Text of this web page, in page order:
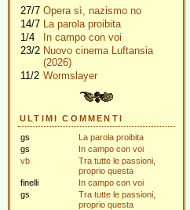
27/7 Opera sì, nazismo no
14/7 La parola proibita
1/4
In campo con voi
23/2 Nuovo cinema Luftansia
(2026)
11/2 Wormslayer
ULTIMI COMMENTI
gs
La parola proibita
gs
In campo con voi
vb
Tra tutte le passioni,
proprio questa
finelli
In campo con voi
gs
Tra tutte le passioni,
proprio questa